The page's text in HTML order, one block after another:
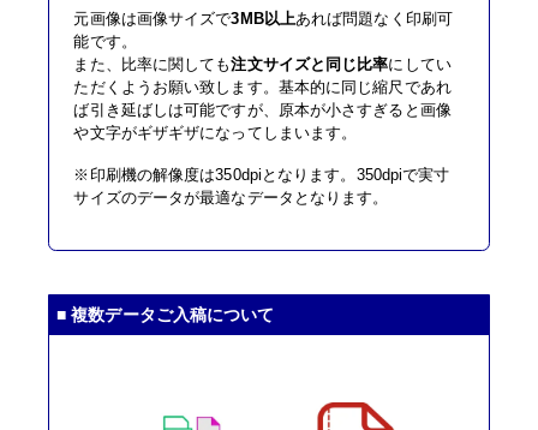
元画像は画像サイズで3MB以上あれば問題なく印刷可
能です。
また、比率に関しても注文サイズと同じ比率にしてい
ただくようお願い致します。基本的に同じ縮尺であれ
ば引き延ばしは可能ですが、原本が小さすぎると画像
や文字がギザギザになってしまいます。
※印刷機の解像度は350dpiとなります。350dpiで実寸
サイズのデータが最適なデータとなります。
■ 複数データご入稿について